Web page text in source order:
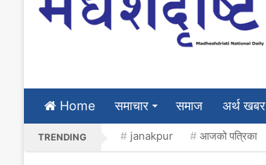
Home समाचार समाज अर्थ खबर
TRENDING janakpur आजको पत्रिका